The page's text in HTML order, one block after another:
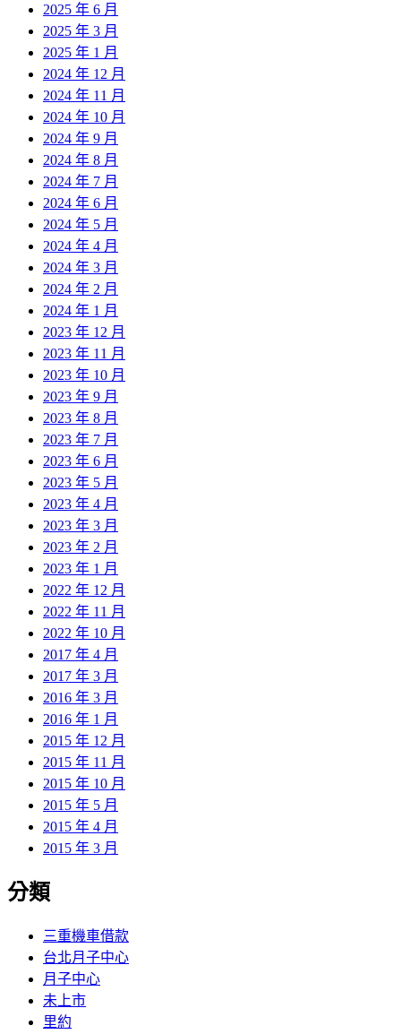
2025 年 6 月
2025 年 3 月
2025 年 1 月
2024 年 12 月
2024 年 11 月
2024 年 10 月
2024 年 9 月
2024 年 8 月
2024 年 7 月
2024 年 6 月
2024 年 5 月
2024 年 4 月
2024 年 3 月
2024 年 2 月
2024 年 1 月
2023 年 12 月
2023 年 11 月
2023 年 10 月
2023 年 9 月
2023 年 8 月
2023 年 7 月
2023 年 6 月
2023 年 5 月
2023 年 4 月
2023 年 3 月
2023 年 2 月
2023 年 1 月
2022 年 12 月
2022 年 11 月
2022 年 10 月
2017 年 4 月
2017 年 3 月
2016 年 3 月
2016 年 1 月
2015 年 12 月
2015 年 11 月
2015 年 10 月
2015 年 5 月
2015 年 4 月
2015 年 3 月
分類
三重機車借款
台北月子中心
月子中心
未上市
里約